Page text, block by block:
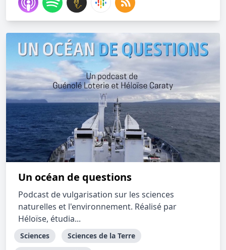
Un océan de questions
Podcast de vulgarisation sur les sciences
naturelles et l'environnement. Réalisé par
Héloïse, étudia...
Sciences
Sciences de la Terre